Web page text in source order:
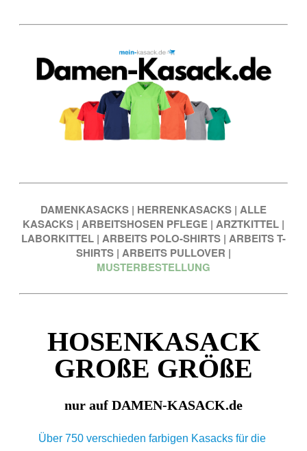
DAMENKASACKS | HERRENKASACKS | ALLE
KASACKS | ARBEITSHOSEN PFLEGE | ARZTKITTEL |
LABORKITTEL | ARBEITS POLO-SHIRTS | ARBEITS T-
SHIRTS | ARBEITS PULLOVER |
MUSTERBESTELLUNG
HOSENKASACK
GROßE GRÖßE
nur auf DAMEN-KASACK.de
Über 750 verschieden farbigen Kasacks für die